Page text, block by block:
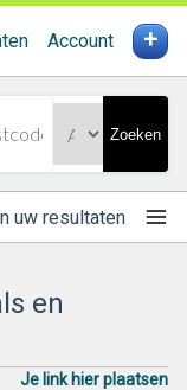
Account +
Zoeken
uw resultaten
en
Je link hier plaatsen